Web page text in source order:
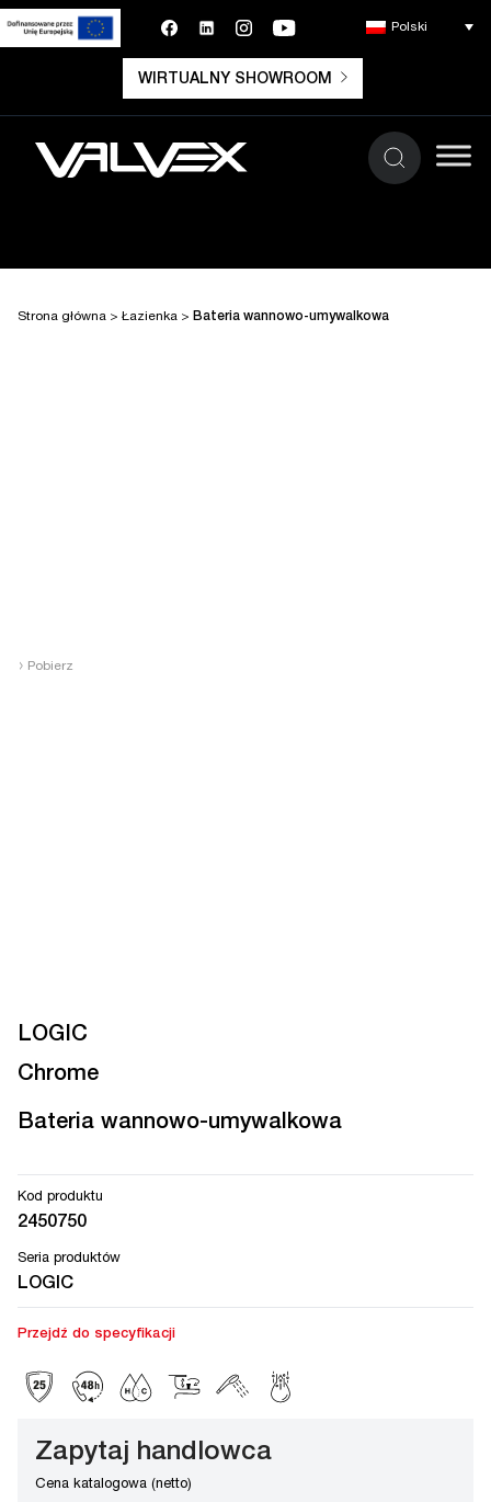
WIRTUALNY SHOWROOM
Polski
Strona główna > Łazienka > Bateria wannowo-umywalkowa
› Pobierz
LOGIC
Chrome
Bateria wannowo-umywalkowa
Kod produktu
2450750
Seria produktów
LOGIC
Przejdź do specyfikacji
Zapytaj handlowca
Cena katalogowa (netto)